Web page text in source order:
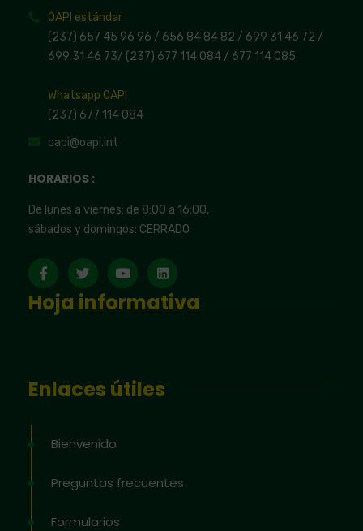
OAPI estándar
(237) 657 45 96 96 / 656 84 84 82 / 699 31 46 72 /
699 31 46 73/ (237) 677 114 084 / 677 114 085
Whatsapp OAPI
(237) 677 114 084
oapi@oapi.int
HORARIOS :
De lunes a viernes: de 8:00 a 16:00,
sábados y domingos: CERRADO
Hoja informativa
Enlaces útiles
Bienvenido
Preguntas frecuentes
Formularios